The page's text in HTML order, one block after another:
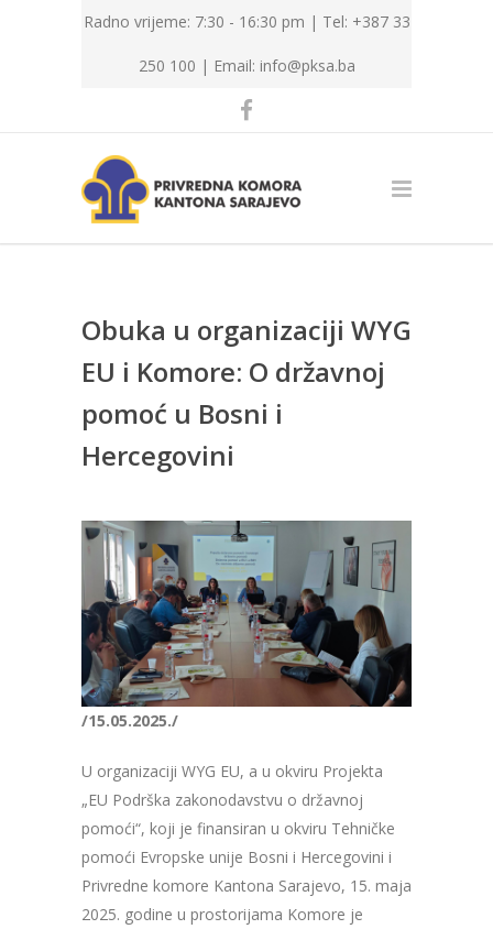
Radno vrijeme: 7:30 - 16:30 pm | Tel: +387 33
250 100 | Email: info@pksa.ba
Obuka u organizaciji WYG
EU i Komore: O državnoj
pomoć u Bosni i
Hercegovini
/15.05.2025./
U organizaciji WYG EU, a u okviru Projekta
„EU Podrška zakonodavstvu o državnoj
pomoći“, koji je finansiran u okviru Tehničke
pomoći Evropske unije Bosni i Hercegovini i
Privredne komore Kantona Sarajevo, 15. maja
2025. godine u prostorijama Komore je